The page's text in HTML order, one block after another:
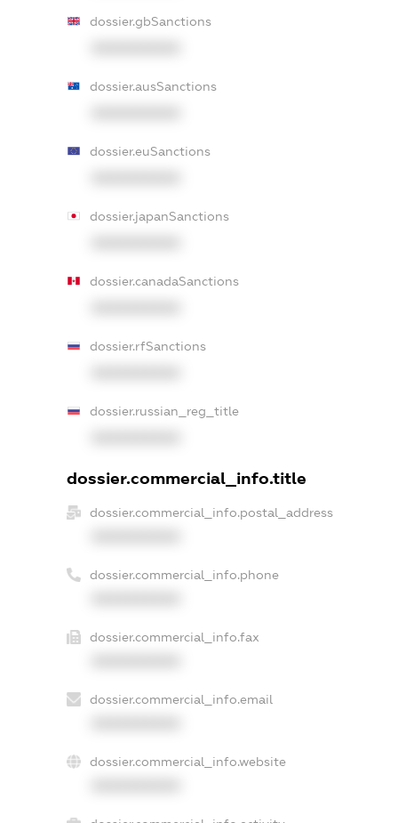
dossier.gbSanctions
dossier.ausSanctions
dossier.euSanctions
dossier.japanSanctions
dossier.canadaSanctions
dossier.rfSanctions
dossier.russian_reg_title
dossier.commercial_info.title
dossier.commercial_info.postal_address
dossier.commercial_info.phone
dossier.commercial_info.fax
dossier.commercial_info.email
dossier.commercial_info.website